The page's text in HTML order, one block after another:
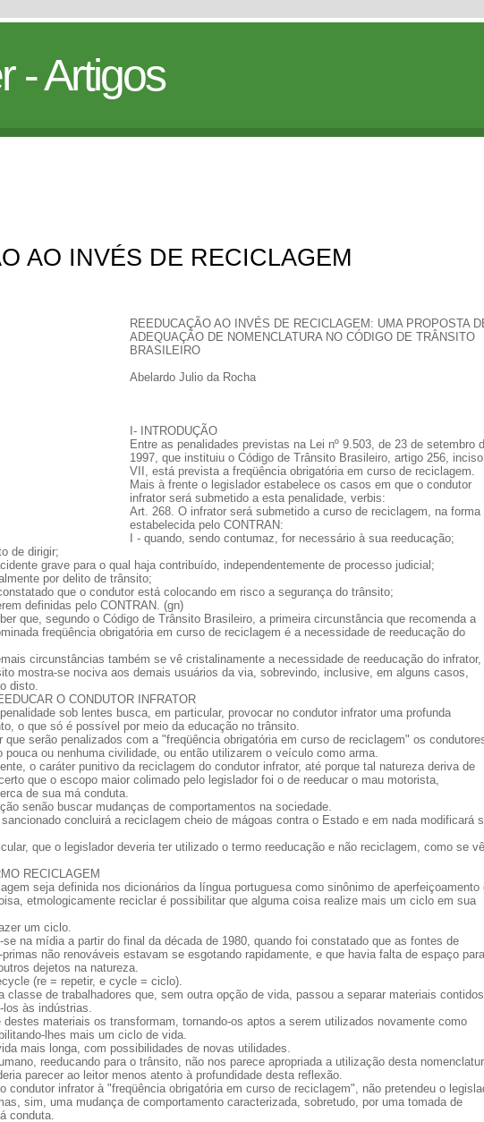
- Artigos
AO INVÉS DE RECICLAGEM
REEDUCAÇÃO AO INVÉS DE RECICLAGEM: UMA PROPOSTA
ADEQUAÇÃO DE NOMENCLATURA NO CÓDIGO DE TRÂNSITO
BRASILEIRO
Abelardo Julio da Rocha
I- INTRODUÇÃO
Entre as penalidades previstas na Lei nº 9.503, de 23 de setembro
1997, que instituiu o Código de Trânsito Brasileiro, artigo 256, inciso
VII, está prevista a freqüência obrigatória em curso de reciclagem.
Mais à frente o legislador estabelece os casos em que o condutor
infrator será submetido a esta penalidade, verbis:
Art. 268. O infrator será submetido a curso de reciclagem, na forma
estabelecida pelo CONTRAN:
I - quando, sendo contumaz, for necessário à sua reeducação;
de dirigir;
grave para o qual haja contribuído, independentemente de processo judicial;
por delito de trânsito;
que o condutor está colocando em risco a segurança do trânsito;
definidas pelo CONTRAN. (gn)
que, segundo o Código de Trânsito Brasileiro, a primeira circunstância que recomenda a
freqüência obrigatória em curso de reciclagem é a necessidade de reeducação do
circunstâncias também se vê cristalinamente a necessidade de reeducação do infrator,
mostra-se nociva aos demais usuários da via, sobrevindo, inclusive, em alguns casos,
disto.
O CONDUTOR INFRATOR
sob lentes busca, em particular, provocar no condutor infrator uma profunda
o que só é possível por meio da educação no trânsito.
serão penalizados com a "freqüência obrigatória em curso de reciclagem" os
pouca ou nenhuma civilidade, ou então utilizarem o veículo como arma.
o caráter punitivo da reciclagem do condutor infrator, até porque tal natureza deriva de
que o escopo maior colimado pelo legislador foi o de reeducar o mau motorista,
de sua má conduta.
senão buscar mudanças de comportamentos na sociedade.
concluirá a reciclagem cheio de mágoas contra o Estado e em nada modificará
que o legislador deveria ter utilizado o termo reeducação e não reciclagem, como se vê
RECICLAGEM
seja definida nos dicionários da língua portuguesa como sinônimo de aperfeiçoamento
etmologicamente reciclar é possibilitar que alguma coisa realize mais um ciclo em sua
um ciclo.
na mídia a partir do final da década de 1980, quando foi constatado que as fontes de
não renováveis estavam se esgotando rapidamente, e que havia falta de espaço
dejetos na natureza.
(re = repetir, e cycle = ciclo).
classe de trabalhadores que, sem outra opção de vida, passou a separar materiais contidos
los às indústrias.
materiais os transformam, tornando-os aptos a serem utilizados novamente como
lhes mais um ciclo de vida.
mais longa, com possibilidades de novas utilidades.
reeducando para o trânsito, não nos parece apropriada a utilização desta
parecer ao leitor menos atento à profundidade desta reflexão.
condutor infrator à "freqüência obrigatória em curso de reciclagem", não pretendeu o
sim, uma mudança de comportamento caracterizada, sobretudo, por uma tomada de
conduta.